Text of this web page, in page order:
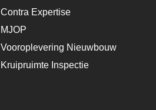
Contra Expertise
MJOP
Vooroplevering Nieuwbouw
Kruipruimte Inspectie